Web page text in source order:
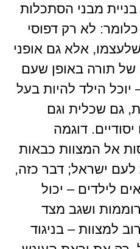
מבני הסתכלות
לא רק דפוסי
אלא גם אופני
תורה באופן שעם
הילד להיות בעל
גם שכלית וגם
דוגמה
אל המצוות כבאות
לעם ישראל; דבר כזה,
לילדים – יכול
ושגב מצד
למצוות – בניגוד